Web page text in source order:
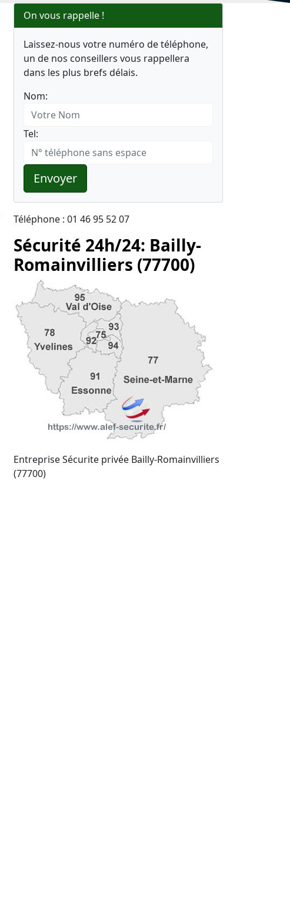
On vous rappelle !
Laissez-nous votre numéro de téléphone,
un de nos conseillers vous rappellera
dans les plus brefs délais.
Nom:
Tel:
Envoyer
Téléphone : 01 46 95 52 07
Sécurité 24h/24: Bailly-
Romainvilliers (77700)
Entreprise Sécurite privée Bailly-Romainvilliers
(77700)